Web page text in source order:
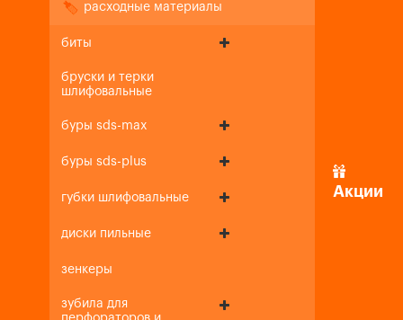
расходные материалы
биты
бруски и терки
шлифовальные
буры sds-max
буры sds-plus
губки шлифовальные
диски пильные
зенкеры
зубила для
Акции